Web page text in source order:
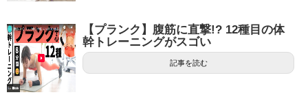
【プランク】腹筋に直撃!? 12種目の体
幹トレーニングがスゴい
記事を読む